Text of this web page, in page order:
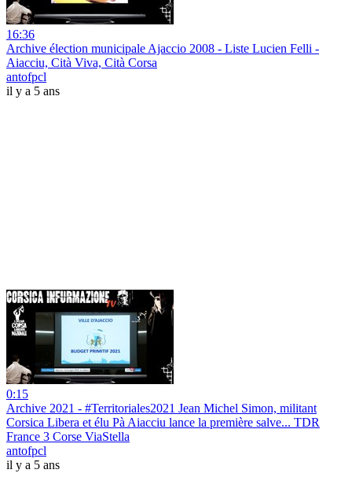
16:36
Archive élection municipale Ajaccio 2008 - Liste Lucien Felli -
Aiacciu, Cità Viva, Cità Corsa
antofpcl
il y a 5 ans
0:15
Archive 2021 - #Territoriales2021 Jean Michel Simon, militant
Corsica Libera et élu Pà Aiacciu lance la première salve... TDR
France 3 Corse ViaStella
antofpcl
il y a 5 ans